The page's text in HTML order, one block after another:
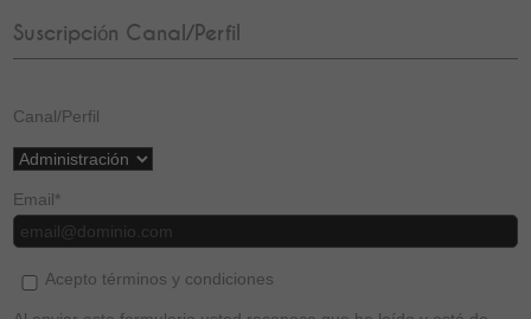
Suscripción Canal/Perfil
Canal/Perfil
Email*
Acepto términos y condiciones